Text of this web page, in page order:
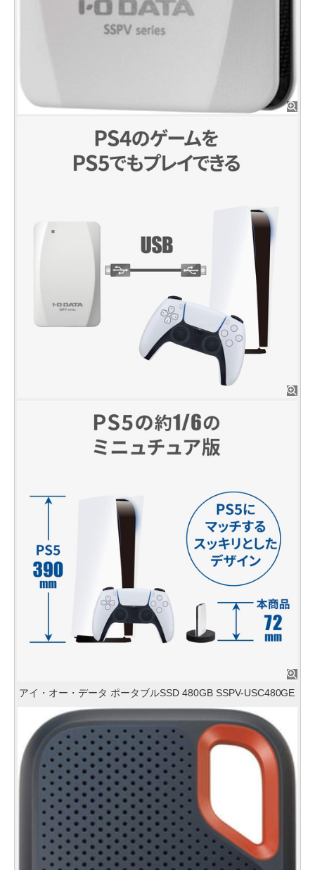
アイ・オー・データ ポータブルSSD 480GB SSPV-USC480GE